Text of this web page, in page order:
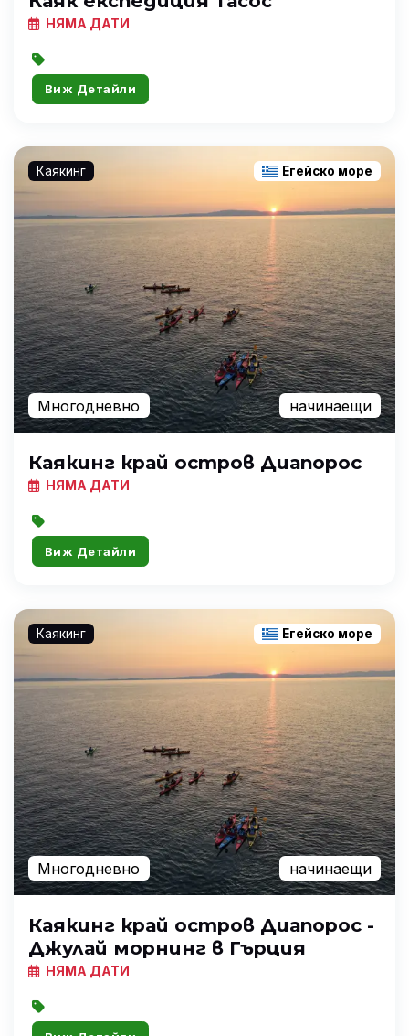
НЯМА ДАТИ
Виж Детайли
Каякинг Егейско море
Многодневно начинаещи
Каякинг край остров Диапорос
НЯМА ДАТИ
Виж Детайли
Каякинг Егейско море
Многодневно начинаещи
Каякинг край остров Диапорос -
Джулай морнинг в Гърция
НЯМА ДАТИ